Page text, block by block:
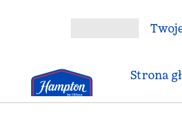
Strona